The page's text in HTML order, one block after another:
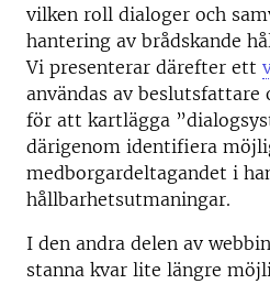
vilken roll dialoger och
hantering av brådskande
Vi presenterar därefter ett
användas av beslutsfattare
för att kartlägga
därigenom identifiera
medborgardeltagandet i
hållbarhetsutmaningar.
I den andra delen av
stanna kvar lite längre